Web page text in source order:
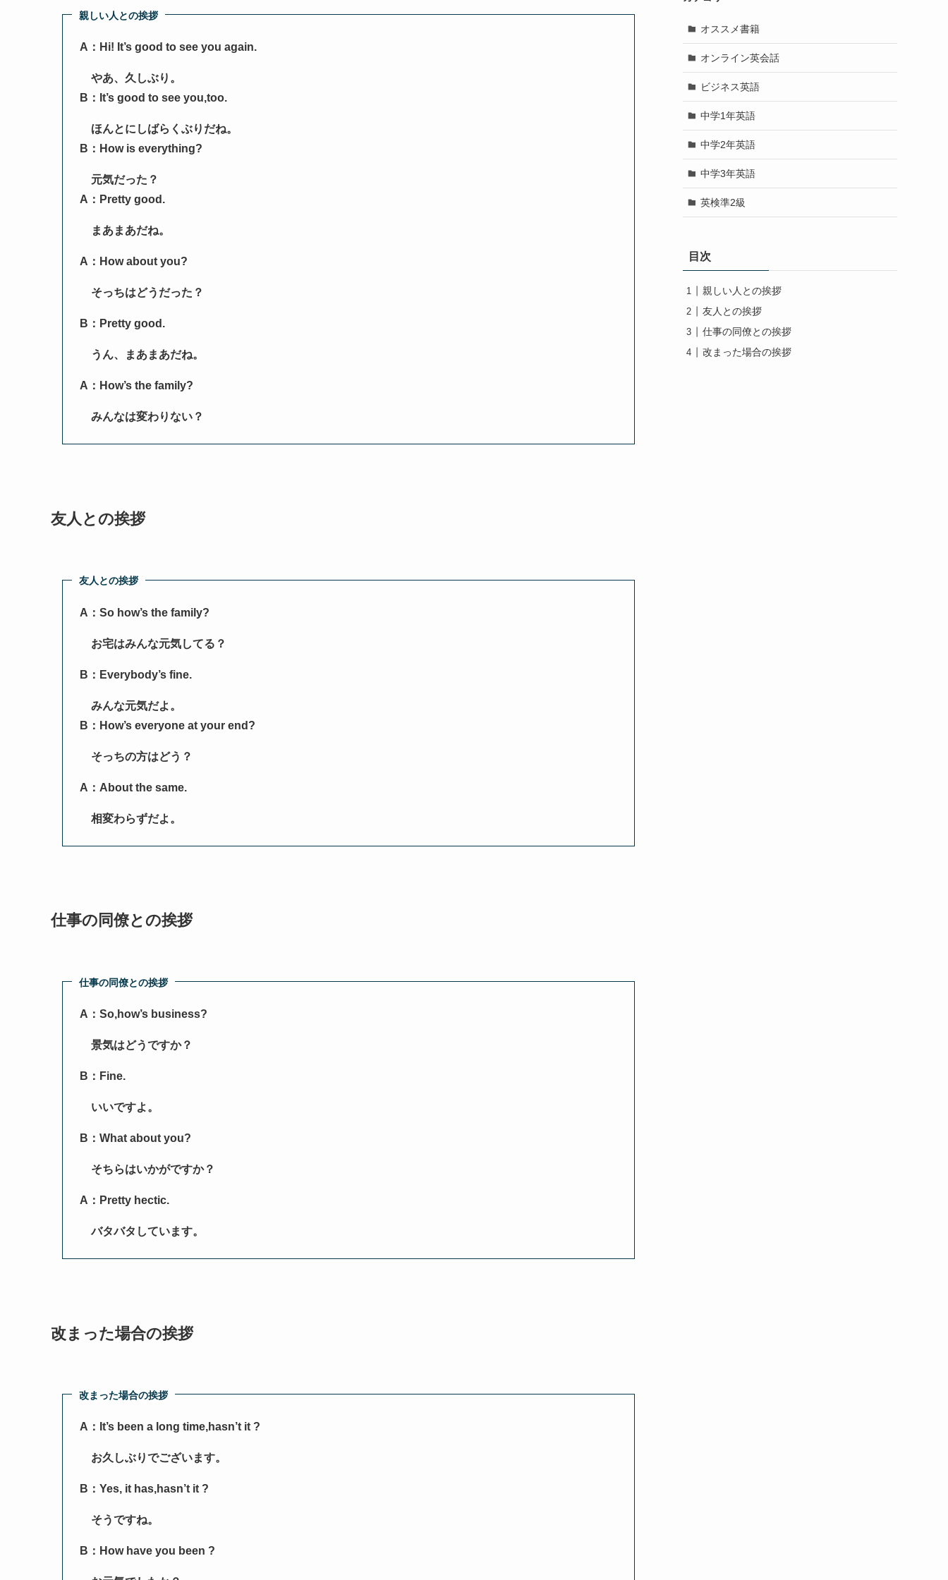
親しい人との挨拶
A：Hi! It’s good to see you again.
やあ、久しぶり。
B：It’s good to see you,too.
ほんとにしばらくぶりだね。
B：How is everything?
元気だった？
A：Pretty good.
まあまあだね。
A：How about you?
そっちはどうだった？
B：Pretty good.
うん、まあまあだね。
A：How’s the family?
みんなは変わりない？
友人との挨拶
友人との挨拶
A：So how’s the family?
お宅はみんな元気してる？
B：Everybody’s fine.
みんな元気だよ。
B：How’s everyone at your end?
そっちの方はどう？
A：About the same.
相変わらずだよ。
仕事の同僚との挨拶
仕事の同僚との挨拶
A：So,how’s business?
景気はどうですか？
B：Fine.
いいですよ。
B：What about you?
そちらはいかがですか？
A：Pretty hectic.
バタバタしています。
改まった場合の挨拶
改まった場合の挨拶
A：It’s been a long time,hasn’t it ?
お久しぶりでございます。
B：Yes, it has,hasn’t it ?
そうですね。
B：How have you been ?
オススメ書籍
オンライン英会話
ビジネス英語
中学1年英語
中学2年英語
中学3年英語
英検準2級
目次
親しい人との挨拶
友人との挨拶
仕事の同僚との挨拶
改まった場合の挨拶